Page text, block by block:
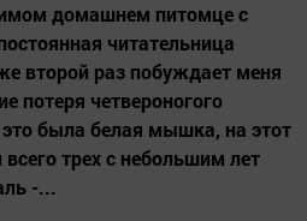
домашнем питомце с
читательница
второй раз побуждает меня
потеря четвероногого
была белая мышка, на этот
трех с небольшим лет
-...